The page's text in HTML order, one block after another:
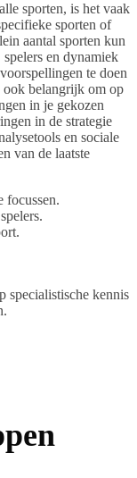
sporten, is het vaak
sporten of
aantal sporten kun
en dynamiek
te doen
ook belangrijk om op
in je gekozen
in de strategie
en sociale
van de laatste
focussen.
specialistische kennis